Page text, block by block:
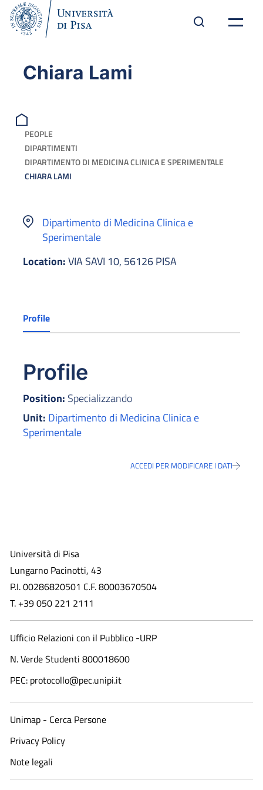
Chiara Lami
PEOPLE
DIPARTIMENTI
DIPARTIMENTO DI MEDICINA CLINICA E SPERIMENTALE
CHIARA LAMI
Dipartimento di Medicina Clinica e
Sperimentale
Location:VIA SAVI 10, 56126 PISA
Profile
Profile
Position: Specializzando
Unit: Dipartimento di Medicina Clinica e
Sperimentale
ACCEDI PER MODIFICARE I DATI
Università di Pisa
Lungarno Pacinotti, 43
P.I. 00286820501 C.F. 80003670504
T. +39 050 221 2111
Ufficio Relazioni con il Pubblico -URP
N. Verde Studenti 800018600​
PEC: protocollo@pec.unipi.it
Unimap - Cerca Persone
Privacy Policy
Note legali